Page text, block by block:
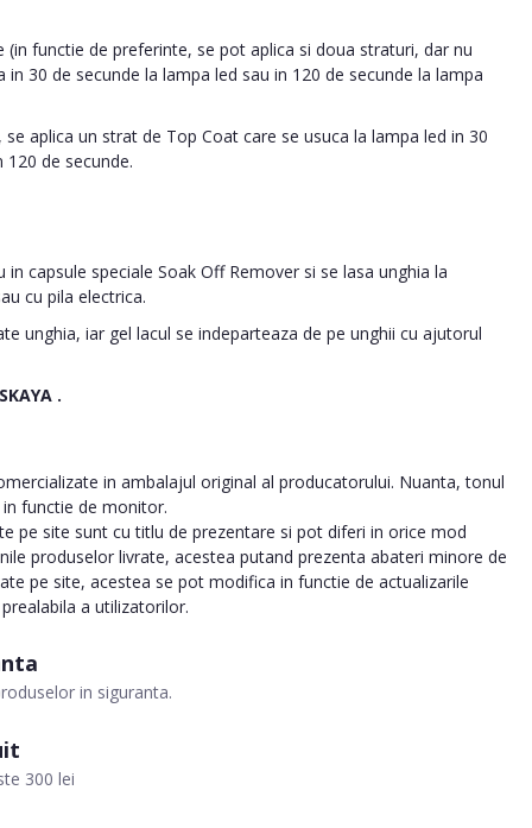
in siguranta.
300 lei
(in functie de preferinte, se pot aplica si doua straturi, dar nu
30 de secunde la lampa led sau in 120 de secunde la lampa
aplica un strat de Top Coat care se usuca la lampa led in 30
120 de secunde.
in capsule speciale Soak Off Remover si se lasa unghia la
cu pila electrica.
unghia, iar gel lacul se indeparteaza de pe unghii cu ajutorul
.
in ambalajul original al producatorului. Nuanta, tonul
functie de monitor.
pe site sunt cu titlu de prezentare si pot diferi in orice mod
produselor livrate, acestea putand prezenta abateri minore de
pe site, acestea se pot modifica in functie de actualizarile
a utilizatorilor.